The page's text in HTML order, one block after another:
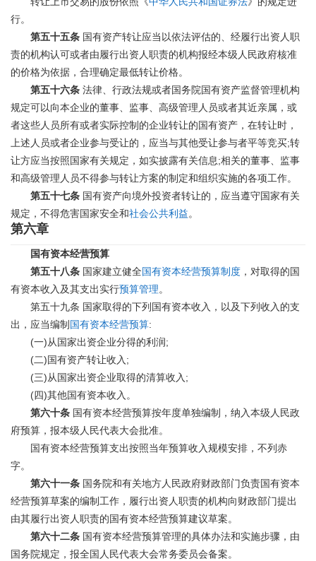
行。
第五十五条 国有资产转让应当以依法评估的、经履行出资人职
责的机构认可或者由履行出资人职责的机构报经本级人民政府核准
的价格为依据，合理确定最低转让价格。
第五十六条 法律、行政法规或者国务院国有资产监督管理机构
规定可以向本企业的董事、监事、高级管理人员或者其近亲属，或
者这些人员所有或者实际控制的企业转让的国有资产，在转让时，
上述人员或者企业参与受让的，应当与其他受让参与者平等竞买;转
让方应当按照国家有关规定，如实披露有关信息 ;相关的董事、监事
和高级管理人员不得参与转让方案的制定和组织实施的各项工作。
第五十七条 国有资产向境外投资者转让的，应当遵守国家有关
规定，不得危害国家安全和社会公共利益 。
第六章
国有资本经营预算
第五十八条 国家建立健全国有资本经营预算制度 ，对取得的国
有资本收入及其支出实行预算管理 。
第五十九条 国家取得的下列国有资本收入，以及下列收入的支
出，应当编制 国有资本经营预算:
(一) 从国家出资企业分得的利润;
(二) 国有资产转让收入 ;
(三) 从国家出资企业取得的清算收入 ;
(四)其他国有资本收入。
第六十条 国有资本经营预算按年度单独编制，纳入本级人民政
府预算，报本级人民代表大会批准。
国有资本经营预算支出按照当年预算收入规模安排，不列赤
字。
第六十一条 国务院和有关地方人民政府财政部门负责国有资本
经营预算草案的编制工作，履行出资人职责的机构向财政部门提出
由其履行出资人职责的国有资本经营预算建议草案。
第六十二条 国有资本经营预算管理的具体办法和实施步骤，由
国务院规定，报全国人民代表大会常务委员会备案。